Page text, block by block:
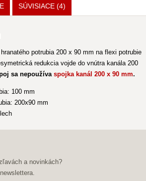
SÚVISIACE (4)
potrubia 200 x 90 mm na flexi potrubie
redukcia vojde do vnútra kanála 200
sa nepoužíva spojka kanál 200 x 90 mm.
100 mm
200x90 mm
a novinkách?